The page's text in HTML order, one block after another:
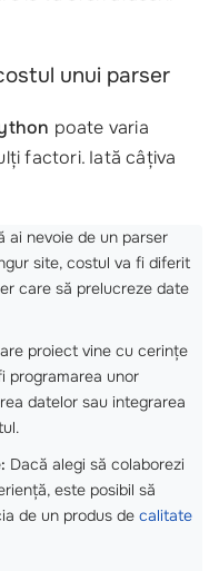
unui parser
poate varia
factori. Iată câțiva
ai nevoie de un parser
site, costul va fi diferit
care să prelucreze date
proiect vine cu cerințe
programarea unor
datelor sau integrarea
Dacă alegi să colaborezi
este posibil să
de un produs de calitate